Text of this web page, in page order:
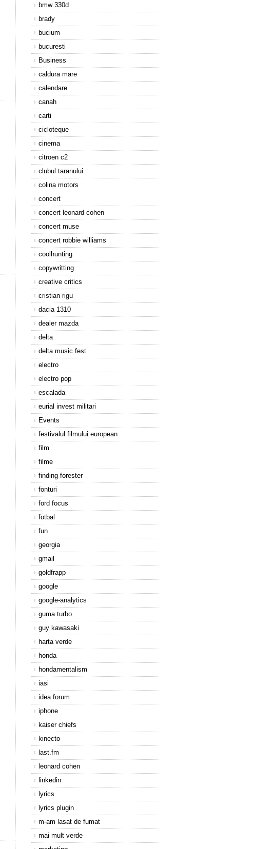
bmw 330d
brady
bucium
bucuresti
Business
caldura mare
calendare
canah
carti
cicloteque
cinema
citroen c2
clubul taranului
colina motors
concert
concert leonard cohen
concert muse
concert robbie williams
coolhunting
copywritting
creative critics
cristian rigu
dacia 1310
dealer mazda
delta
delta music fest
electro
electro pop
escalada
eurial invest militari
Events
festivalul filmului european
film
filme
finding forester
fonturi
ford focus
fotbal
fun
georgia
gmail
goldfrapp
google
google-analytics
guma turbo
guy kawasaki
harta verde
honda
hondamentalism
iasi
idea forum
iphone
kaiser chiefs
kinecto
last.fm
leonard cohen
linkedin
lyrics
lyrics plugin
m-am lasat de fumat
mai mult verde